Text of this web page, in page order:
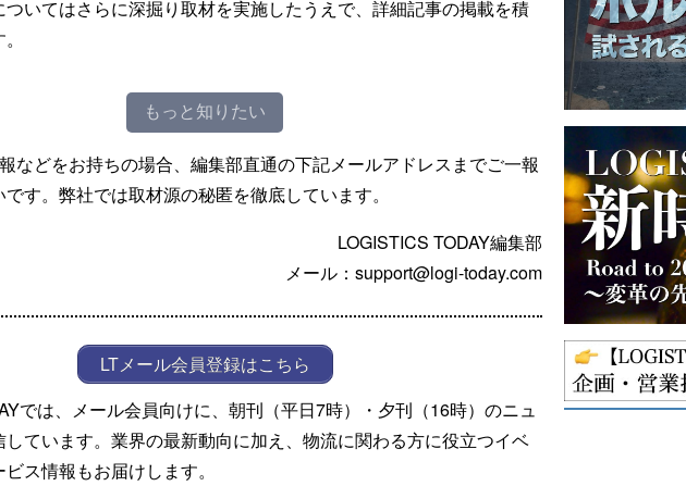
いてはさらに深掘り取材を実施したうえで、詳細記事の掲載を積
もっと知りたい
などをお持ちの場合、編集部直通の下記メールアドレスまでご一報
す。弊社では取材源の秘匿を徹底しています。
LOGISTICS TODAY編集部
メール：support@logi-today.com
LTメール会員登録はこちら
では、メール会員向けに、朝刊（平日7時）・夕刊（16時）のニュ
ています。業界の最新動向に加え、物流に関わる方に役立つイベ
ス情報もお届けします。